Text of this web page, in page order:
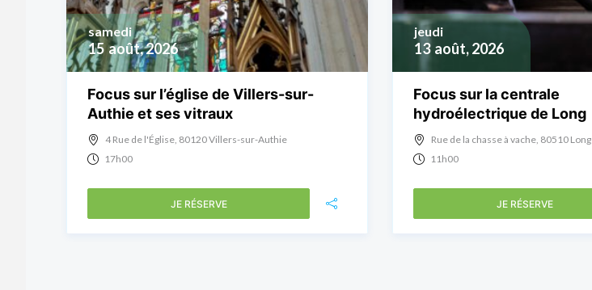
15 août, 2026
samedi
Focus sur l’église de Villers-sur-
Authie et ses vitraux
4 Rue de l'Église, 80120 Villers-sur-Authie
17h00
JE RÉSERVE
13 août, 2026
jeudi
Focus sur la centrale
hydroélectrique de Long
Rue de la chasse à vache, 80510 Long
11h00
JE RÉSERVE